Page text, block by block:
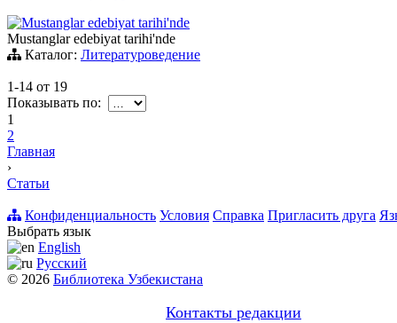
Mustanglar edebiyat tarihi'nde
Mustanglar edebiyat tarihi'nde
Каталог: Литературоведение
1-14 от 19
Показывать по:
1
2
Главная
›
Статьи
Конфиденциальность Условия Справка Пригласить друга
Выбрать язык
English
Русский
© 2026 Библиотека Узбекистана
Контакты редакции